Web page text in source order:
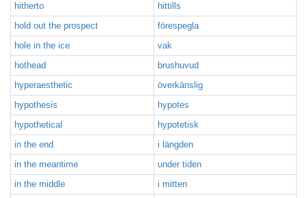
hitherto
hittills
hold out the prospect
förespegla
hole in the ice
vak
hothead
brushuvud
hyperaesthetic
överkänslig
hypothesis
hypotes
hypothetical
hypotetisk
in the end
i längden
in the meantime
under tiden
in the middle
i mitten